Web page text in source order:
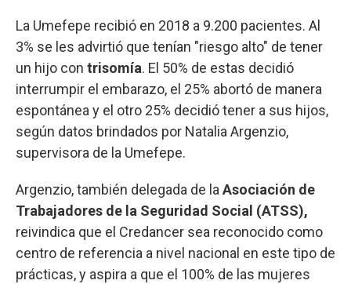
La Umefepe recibió en 2018 a 9.200 pacientes. Al
3% se les advirtió que tenían "riesgo alto" de tener
un hijo con trisomía. El 50% de estas decidió
interrumpir el embarazo, el 25% abortó de manera
espontánea y el otro 25% decidió tener a sus hijos,
según datos brindados por Natalia Argenzio,
supervisora de la Umefepe.
Argenzio, también delegada de laAsociación de
Trabajadores de la Seguridad Social (ATSS),
reivindica que el Credancer sea reconocido como
centro de referencia a nivel nacional en este tipo de
prácticas, y aspira a que el 100% de las mujeres